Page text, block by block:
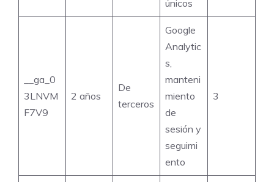
únicos
__ga_0
3LNVM
F7V9
2 años
De
terceros
Google
Analytic
s,
manteni
miento
de
sesión y
seguimi
ento
3